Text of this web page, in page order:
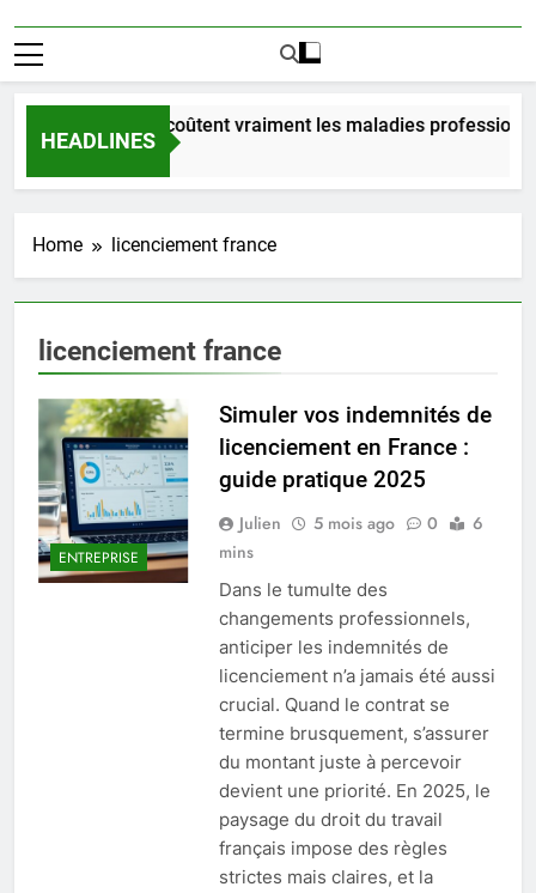
HEADLINES
Combien coûtent vraiment les maladies
2 Jours Ago
Home licenciement france
licenciement france
ENTREPRISE
Simuler vos indemnités de
licenciement en France :
guide pratique 2025
Julien 5 mois ago 0
6
mins
Dans le tumulte des
changements professionnels,
anticiper les indemnités de
licenciement n’a jamais été aussi
crucial. Quand le contrat se
termine brusquement, s’assurer
du montant juste à percevoir
devient une priorité. En 2025, le
paysage du droit du travail
français impose des règles
strictes mais claires, et la